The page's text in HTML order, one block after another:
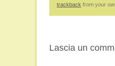
trackback from your
Lascia un